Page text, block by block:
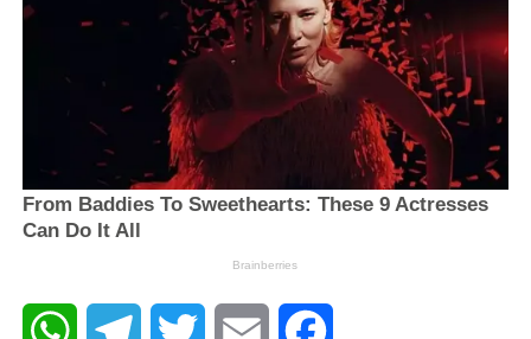
WhatsAppTelegram Twitter Email